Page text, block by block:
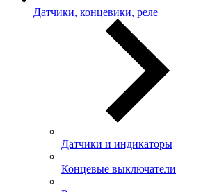
Датчики, концевики, реле
Датчики и индикаторы
Концевые выключатели